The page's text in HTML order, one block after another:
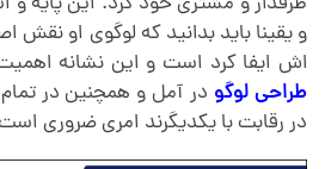
ر
آ
و یقینا باید بدانید که لوگوی او نقش
اش ایفا کرد است و این نشانه
طراحی لوگو در آمل و همچنین در
در رقابت با یکدیگرند امری ضروری